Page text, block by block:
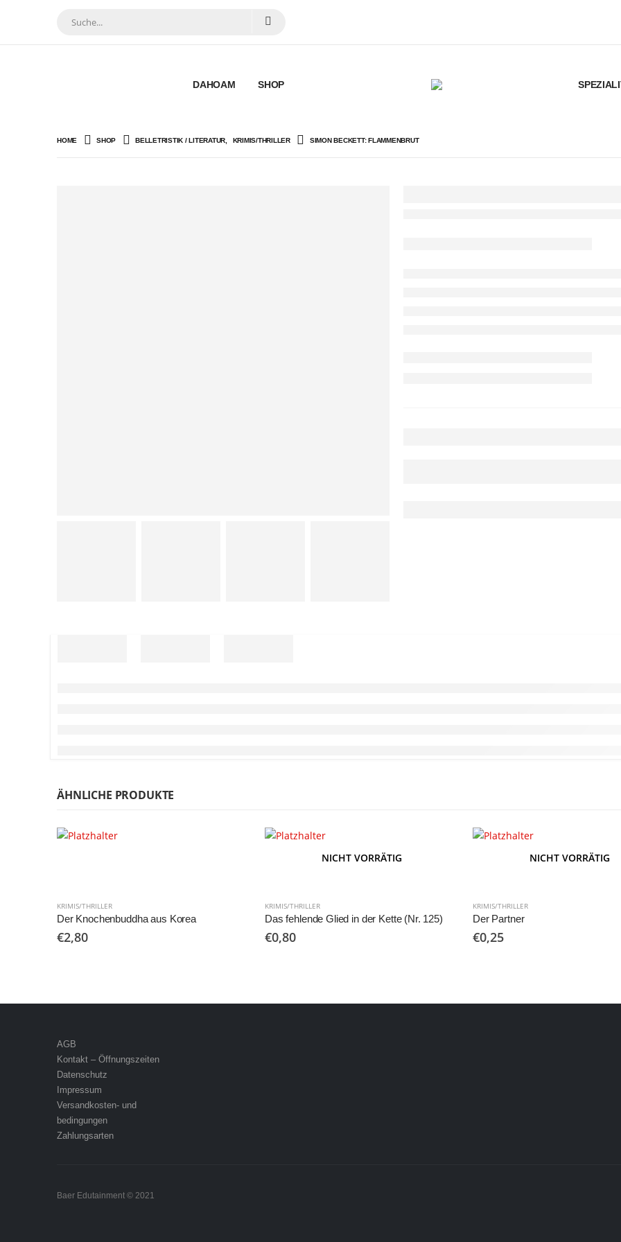
DAHOAM SHOP
HOME SHOP BELLETRISTIK / LITERATUR KRIMIS/THRILLER SIMON BECKETT: FLAMMENBRUT
ÄHNLICHE PRODUKTE
KRIMIS/THRILLER
Der Knochenbuddha aus Korea
€2,80
NICHT VORRÄTIG
KRIMIS/THRILLER
Das fehlende Glied in der Kette (Nr. 125)
€0,80
NICHT VORRÄTIG
KRIMIS/THRILLER
Der Partner
€0,25
AGB
Kontakt – Öffnungszeiten
Datenschutz
Impressum
Versandkosten- und
bedingungen
Zahlungsarten
Baer Edutainment © 2021